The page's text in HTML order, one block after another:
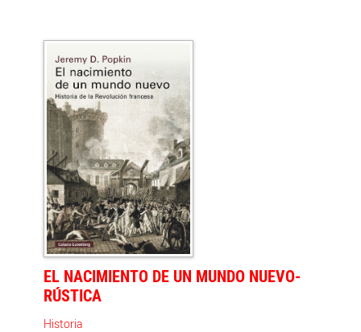
EL NACIMIENTO DE UN MUNDO NUEVO-
RÚSTICA
Historia